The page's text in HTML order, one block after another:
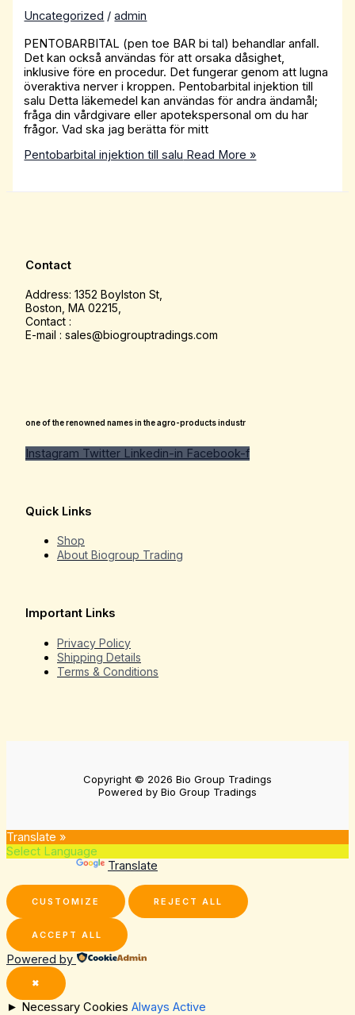
Uncategorized /admin
PENTOBARBITAL (pen toe BAR bi tal) behandlar anfall.
Det kan också användas för att orsaka dåsighet,
inklusive före en procedur. Det fungerar genom att lugna
överaktiva nerver i kroppen. Pentobarbital injektion till
salu Detta läkemedel kan användas för andra ändamål;
fråga din vårdgivare eller apotekspersonal om du har
frågor. Vad ska jag berätta för mitt
Pentobarbital injektion till salu Read More »
Contact
Address: 1352 Boylston St,
Boston, MA 02215,
Contact :
E-mail : sales@biogrouptradings.com
one of the renowned names in the agro-products industr
Instagram Twitter Linkedin-in Facebook-f
Quick Links
Shop
About Biogroup Trading
Important Links
Privacy Policy
Shipping Details
Terms & Conditions
Copyright © 2026 Bio Group Tradings
Powered by Bio Group Tradings
Translate »
Translate
CUSTOMIZE REJECT ALL
ACCEPT ALL
Powered by
✖
► Necessary Cookies Always Active